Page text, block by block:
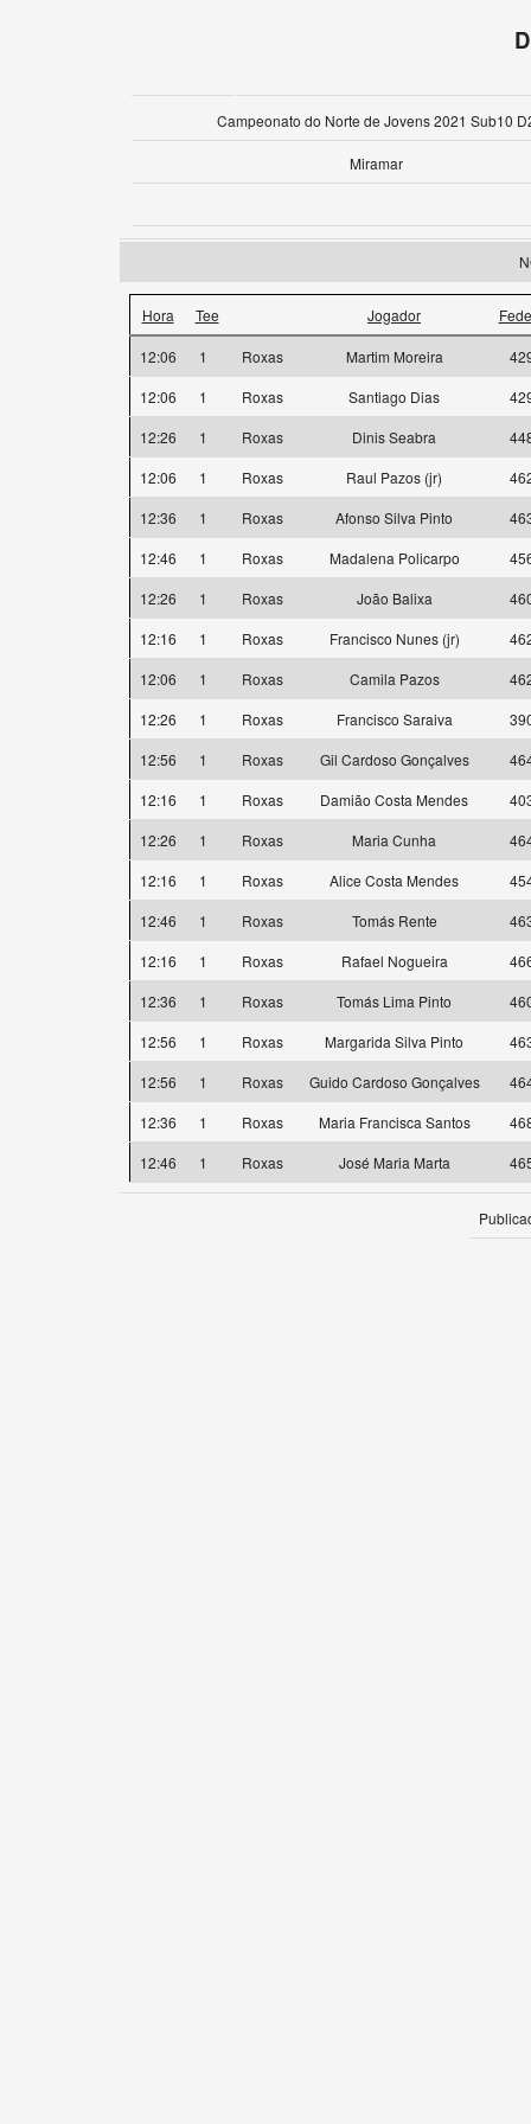
Campeonato do Norte de Jovens 2021 Sub10
Miramar
Hora Tee Jogador
12:06 1 Roxas Martim Moreira
12:06
1 Roxas Santiago Dias
12:26
1 Roxas Dinis Seabra
12:06
1 Roxas Raul Pazos (jr)
12:36
1 Roxas Afonso Silva Pinto
12:46
1 Roxas Madalena Policarpo
12:26
1 Roxas João Balixa
12:16
1 Roxas Francisco Nunes (jr)
12:06
1 Roxas Camila Pazos
12:26
1 Roxas Francisco Saraiva
12:56
1 Roxas Gil Cardoso Gonçalves
12:16
1 Roxas Damião Costa Mendes
12:26
1 Roxas Maria Cunha
12:16
1 Roxas Alice Costa Mendes
12:46
1 Roxas Tomás Rente
12:16
1 Roxas Rafael Nogueira
12:36
1 Roxas Tomás Lima Pinto
12:56
1 Roxas Margarida Silva Pinto
12:56
1 Roxas Guido Cardoso Gonçalves
12:36
1 Roxas Maria Francisca Santos
12:46
1 Roxas José Maria Marta